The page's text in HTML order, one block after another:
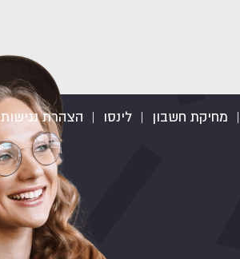
| מחיקת חשבון | לינסו | הצהרת נגישות